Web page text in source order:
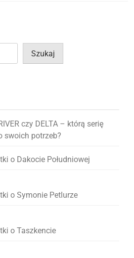
Szukaj
czy DELTA – którą serię
swoich potrzeb?
o Dakocie Południowej
o Symonie Petlurze
o Taszkencie